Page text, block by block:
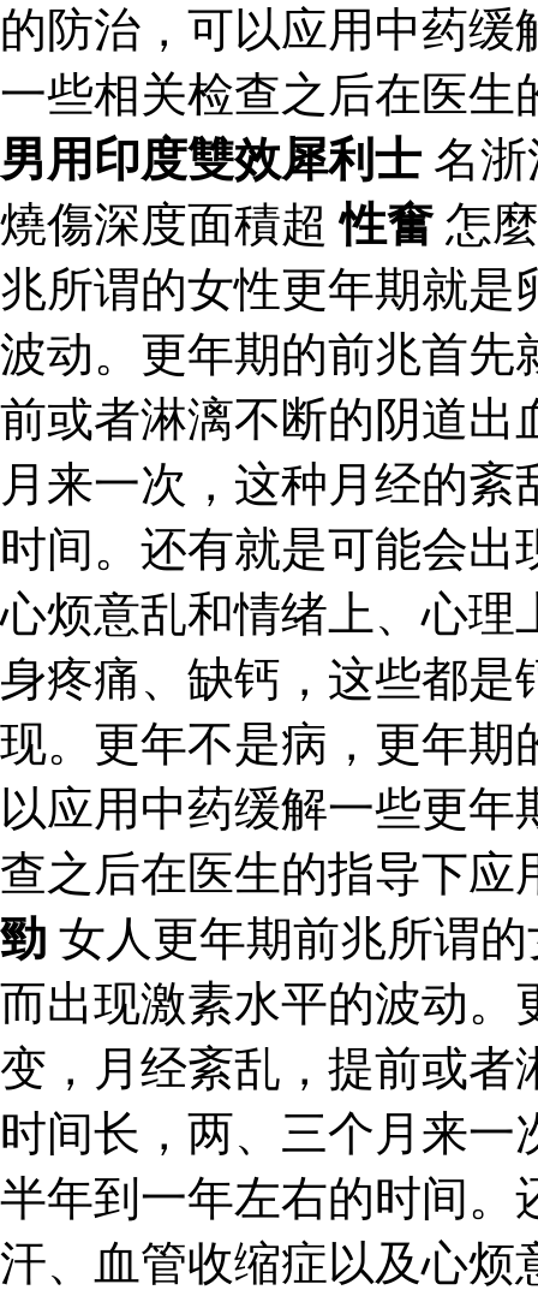
的防治，可以应用中药
一些相关检查之后在医生
男用印度雙效犀利士 名
燒傷深度面積超性奮怎
兆所谓的女性更年期就是
波动。更年期的前兆首先
前或者淋漓不断的阴道出
月来一次，这种月经的
时间。还有就是可能会
心烦意乱和情绪上、心理
身疼痛、缺钙，这些都是
现。更年不是病，更年期
以应用中药缓解一些更
查之后在医生的指导下
勁 女人更年期前兆所谓
而出现激素水平的波动。
变，月经紊乱，提前或者
时间长，两、三个月来
半年到一年左右的时间。
汗、血管收缩症以及心烦